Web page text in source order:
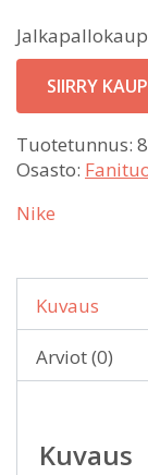
SIIRRY
Tuotetunnus:
Osasto:
Nike
Kuvaus
Arviot (0)
Kuvaus